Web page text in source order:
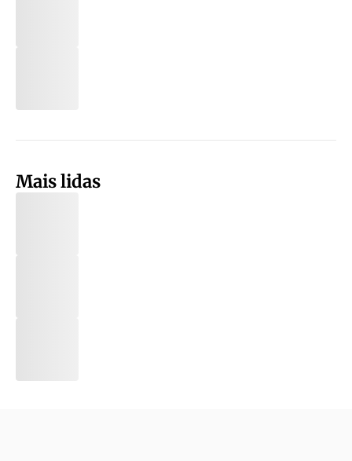
Mais lidas